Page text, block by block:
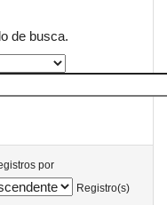
de busca.
por
Registro(s)